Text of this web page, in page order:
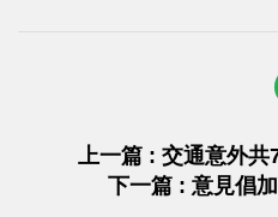
上一篇 : 交通意外
下一篇 : 意見倡